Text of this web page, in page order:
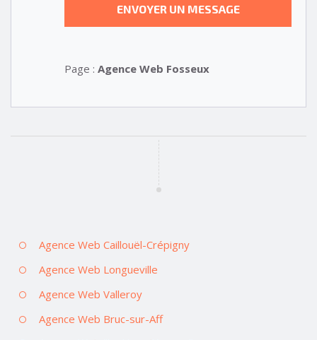
Page : Agence Web Fosseux
Agence Web Caillouël-Crépigny
Agence Web Longueville
Agence Web Valleroy
Agence Web Bruc-sur-Aff